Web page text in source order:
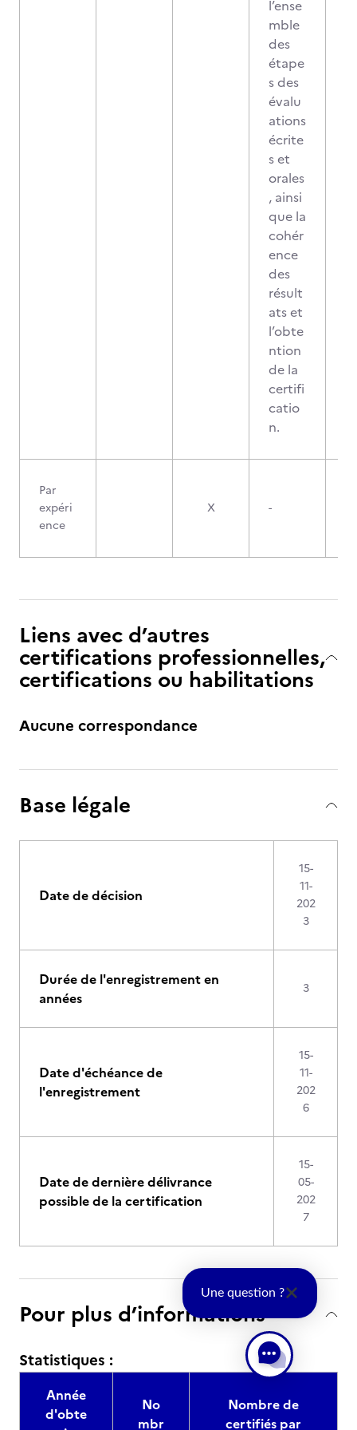
l’ense
mble
des
étape
s des
évalu
ations
écrite
s et
orales
, ainsi
que la
cohér
ence
des
résult
ats et
l’obte
ntion
de la
certifi
catio
n.
Par
expéri
ence
X -
Liens avec d’autres
certifications professionnelles,
certifications ou habilitations
Aucune correspondance
Base légale
Date de décision
15-
11-
202
3
Durée de l'enregistrement en
années
3
Date d'échéance de
l'enregistrement
15-
11-
202
6
Date de dernière délivrance
possible de la certification
15-
05-
202
7
Pour plus d’informations
Statistiques :
Année
d'obte
No
mbr
Nombre de
certifiés par
Une question ?